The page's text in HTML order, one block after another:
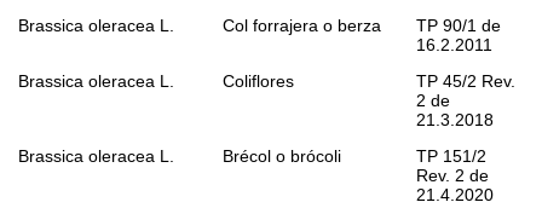
Brassica oleracea L. Col forrajera o berza
TP 90/1 de
16.2.2011
Brassica oleracea L. Coliflores
TP 45/2 Rev.
2 de
21.3.2018
Brassica oleracea L. Brécol o brócoli
TP 151/2
Rev. 2 de
21.4.2020